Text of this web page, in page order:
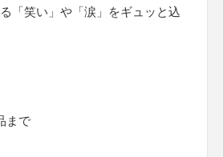
「笑い」や「涙」をギュッと込
まで